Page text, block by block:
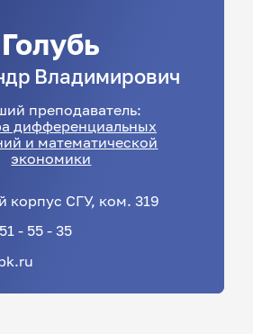
Голубь
Владимирович
преподаватель:
дифференциальных
и математической
экономики
корпус СГУ, ком. 319
- 55 - 35